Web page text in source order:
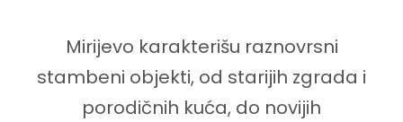
Mirijevo karakterišu raznovrsni
stambeni objekti, od starijih zgrada i
porodičnih kuća, do novijih